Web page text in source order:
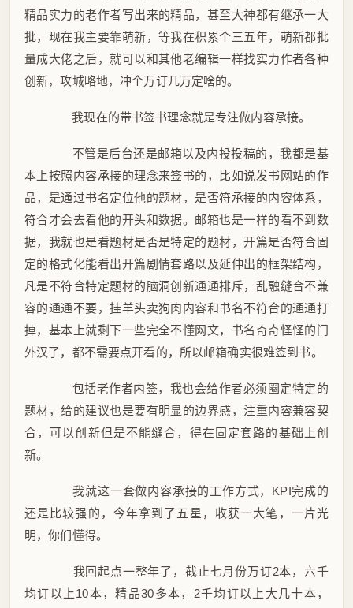
精品实力的老作者写出来的精品，甚至大神都有继承一大
批，现在我主要靠萌新，等我在积累个三五年，萌新都批
量成大佬之后，就可以和其他老编辑一样找实力作者各种
创新，攻城略地，冲个万订几万定啥的。
我现在的带书签书理念就是专注做内容承接。
不管是后台还是邮箱以及内投投稿的，我都是基
本上按照内容承接的理念来签书的，比如说发书网站的作
品，是通过书名定位他的题材，是否符承接的内容体系，
符合才会去看他的开头和数据。邮箱也是一样的看不到数
据，我就也是看题材是否是特定的题材，开篇是否符合固
定的格式化能看出开篇剧情套路以及延伸出的框架结构，
凡是不符合特定题材的脑洞创新通通排斥，乱融缝合不兼
容的通通不要，挂羊头卖狗肉内容和书名不符合的通通打
掉，基本上就剩下一些完全不懂网文，书名奇奇怪怪的门
外汉了，都不需要点开看的，所以邮箱确实很难签到书。
包括老作者内签，我也会给作者必须圈定特定的
题材，给的建议也是要有明显的边界感，注重内容兼容契
合，可以创新但是不能缝合，得在固定套路的基础上创
新。
我就这一套做内容承接的工作方式，KPI完成的
还是比较强的，今年拿到了五星，收获一大笔，一片光
明，你们懂得。
我回起点一整年了，截止七月份万订2本，六千
均订以上10本，精品30多本，2千均订以上大几十本，